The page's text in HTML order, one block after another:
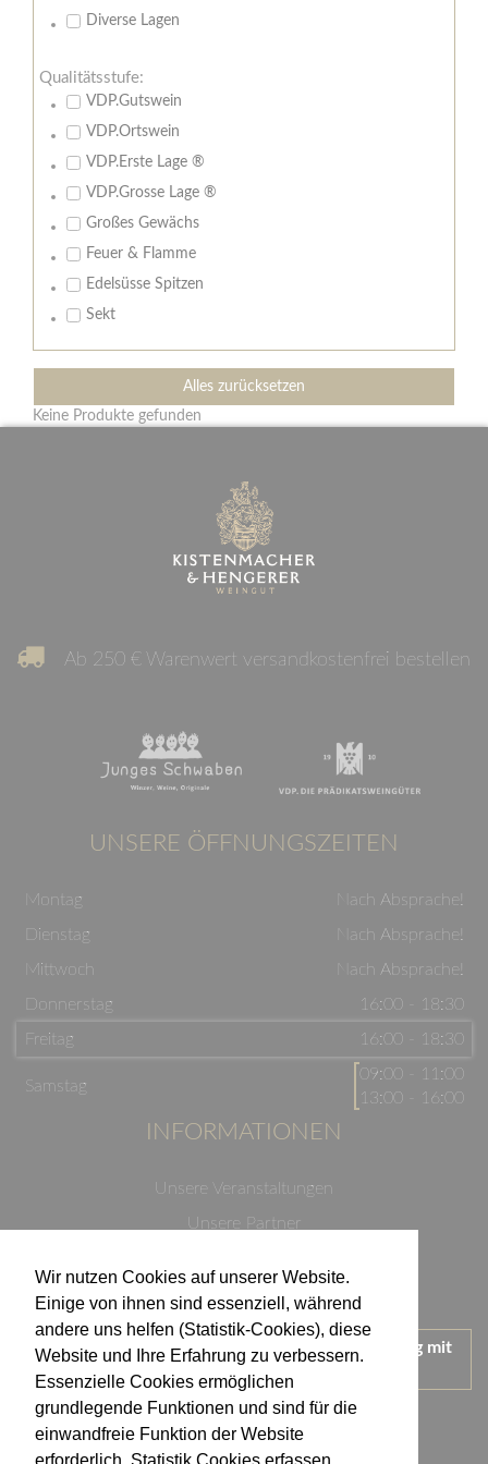
Wir nutzen Cookies auf unserer Website.
Einige von ihnen sind essenziell, während
andere uns helfen (Statistik-Cookies), diese
Website und Ihre Erfahrung zu verbessern.
Essenzielle Cookies ermöglichen
grundlegende Funktionen und sind für die
einwandfreie Funktion der Website
Diverse Lagen
Qualitätsstufe:
VDP.Gutswein
VDP.Ortswein
VDP.Erste Lage ®
VDP.Grosse Lage ®
Großes Gewächs
Feuer & Flamme
Edelsüsse Spitzen
Sekt
Alles zurücksetzen
Keine Produkte gefunden
Ab 250 € Warenwert versandkostenfrei bestellen
UNSERE ÖFFNUNGSZEITEN
Montag
Nach Absprache!
Dienstag
Nach Absprache!
Mittwoch
Nach Absprache!
Donnerstag
16:00 - 18:30
Freitag
16:00 - 18:30
Samstag
09:00 - 11:00
13:00 - 16:00
INFORMATIONEN
Unsere Veranstaltungen
Unsere Partner
Impressum
Wir treten für einen verantwortungsvollen Umgang mit
Alkohol ein.
KONTAKT